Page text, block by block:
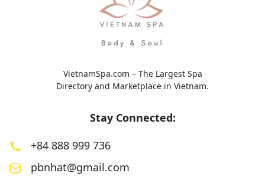
VietnamSpa.com – The Largest Spa
Directory and Marketplace in Vietnam.
Stay Connected:
+84 888 999 736
pbnhat@gmail.com